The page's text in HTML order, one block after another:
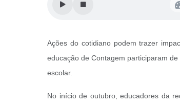
Ações do cotidiano podem trazer
educação de Contagem participaram
escolar.
No início de outubro, educadores da